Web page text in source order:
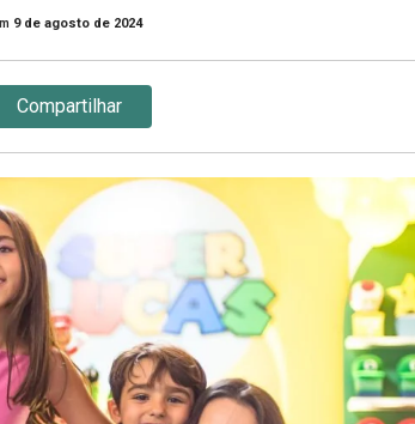
9 de agosto de 2024
Compartilhar